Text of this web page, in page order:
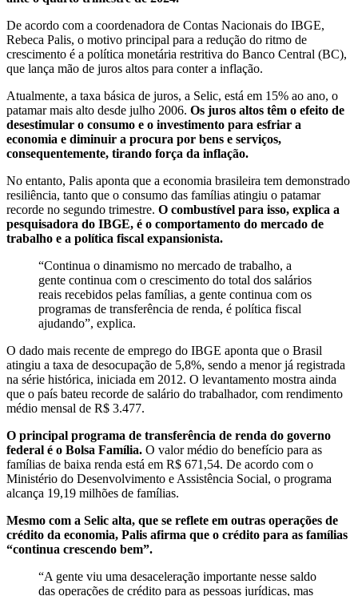
De acordo com a coordenadora de Contas Nacionais do IBGE,
Rebeca Palis, o motivo principal para a redução do ritmo de
crescimento é a política monetária restritiva do Banco Central (BC),
que lança mão de juros altos para conter a inflação.
Atualmente, a taxa básica de juros, a Selic, está em 15% ao ano, o
patamar mais alto desde julho 2006. Os juros altos têm o efeito de
desestimular o consumo e o investimento para esfriar a
economia e diminuir a procura por bens e serviços,
consequentemente, tirando força da inflação.
No entanto, Palis aponta que a economia brasileira tem demonstrado
resiliência, tanto que o consumo das famílias atingiu o patamar
recorde no segundo trimestre. O combustível para isso, explica a
pesquisadora do IBGE, é o comportamento do mercado de
trabalho e a política fiscal expansionista.
“Continua o dinamismo no mercado de trabalho, a
gente continua com o crescimento do total dos salários
reais recebidos pelas famílias, a gente continua com os
programas de transferência de renda, é política fiscal
ajudando”, explica.
O dado mais recente de emprego do IBGE aponta que o Brasil
atingiu a taxa de desocupação de 5,8%, sendo a menor já registrada
na série histórica, iniciada em 2012. O levantamento mostra ainda
que o país bateu recorde de salário do trabalhador, com rendimento
médio mensal de R$ 3.477.
O principal programa de transferência de renda do governo
federal é o Bolsa Família. O valor médio do benefício para as
famílias de baixa renda está em R$ 671,54. De acordo com o
Ministério do Desenvolvimento e Assistência Social, o programa
alcança 19,19 milhões de famílias.
Mesmo com a Selic alta, que se reflete em outras operações de
crédito da economia, Palis afirma que o crédito para as famílias
“continua crescendo bem”.
“A gente viu uma desaceleração importante nesse saldo
das operações de crédito para as pessoas jurídicas, mas